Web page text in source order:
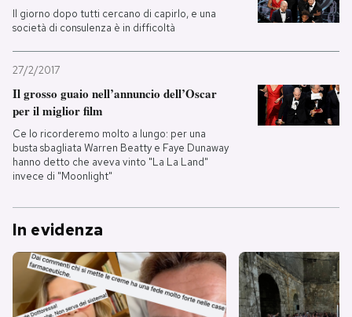
Il giorno dopo tutti cercano di capirlo, e una
società di consulenza è in difficoltà
27/2/2017
Il grosso guaio nell’annuncio dell’Oscar
per il miglior film
Ce lo ricorderemo molto a lungo: per una
busta sbagliata Warren Beatty e Faye Dunaway
hanno detto che aveva vinto "La La Land"
invece di "Moonlight"
In evidenza